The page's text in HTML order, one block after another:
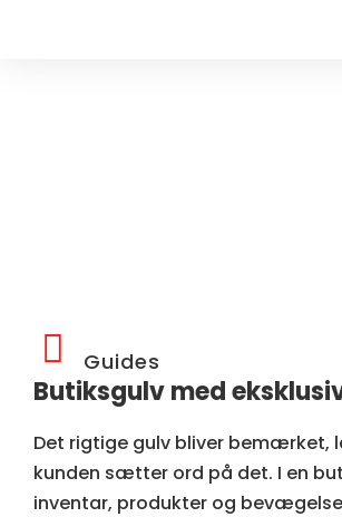
Guides
Butiksgulv med
Det rigtige gulv bliver bemærket,
kunden sætter ord på det. I en
inventar, produkter og